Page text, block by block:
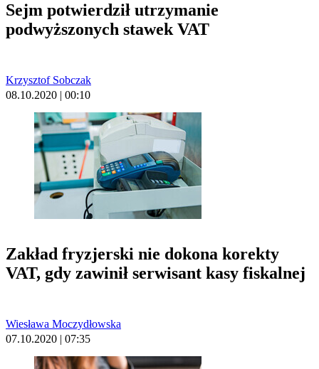
Sejm potwierdził utrzymanie
podwyższonych stawek VAT
Krzysztof Sobczak
08.10.2020 | 00:10
Zakład fryzjerski nie dokona korekty
VAT, gdy zawinił serwisant kasy fiskalnej
Wiesława Moczydłowska
07.10.2020 | 07:35